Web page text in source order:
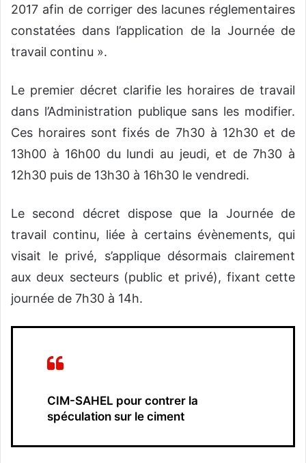
2017 afin de corriger des lacunes réglementaires
constatées dans l’application de la Journée de
travail continu ».
Le premier décret clarifie les horaires de travail
dans l’Administration publique sans les modifier.
Ces horaires sont fixés de 7h30 à 12h30 et de
13h00 à 16h00 du lundi au jeudi, et de 7h30 à
12h30 puis de 13h30 à 16h30 le vendredi.
Le second décret dispose que la Journée de
travail continu, liée à certains évènements, qui
visait le privé, s’applique désormais clairement
aux deux secteurs (public et privé), fixant cette
journée de 7h30 à 14h.
CIM-SAHEL pour contrer la
spéculation sur le ciment